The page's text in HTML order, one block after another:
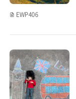
몽골/중앙아시아
인도/네팔/스리랑카
EWP406